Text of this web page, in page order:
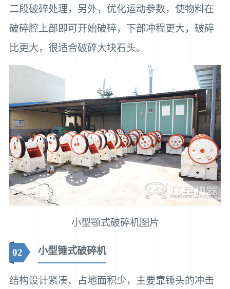
二段破碎处理，另外，优化运动参数，使物料在
破碎腔上部即可开始破碎，下部冲程更大，破碎
比更大，很适合破碎大块石头。
小型颚式破碎机图片
02 小型锤式破碎机
结构设计紧凑、占地面积少，主要靠锤头的冲击